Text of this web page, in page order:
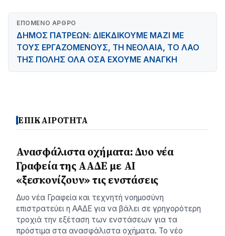
ΕΠΌΜΕΝΟ ΆΡΘΡΟ
ΔΗΜΟΣ ΠΑΤΡΕΩΝ: ΔΙΕΚΔΙΚΟΥΜΕ ΜΑΖΙ ΜΕ
ΤΟΥΣ ΕΡΓΑΖΟΜΕΝΟΥΣ, ΤΗ ΝΕΟΛΑΙΑ, ΤΟ ΛΑΟ
ΤΗΣ ΠΟΛΗΣ ΟΛΑ ΟΣΑ ΕΧΟΥΜΕ AΝΑΓΚΗ
ΕΠΙΚΑΙΡΟΤΗΤΑ
Ανασφάλιστα οχήματα: Δυο νέα
Γραφεία της ΑΑΔΕ με ΑΙ
«ξεσκονίζουν» τις ενστάσεις
Δυο νέα Γραφεία και τεχνητή νοημοσύνη
επιστρατεύει η ΑΑΔΕ για να βάλει σε γρηγορότερη
τροχιά την εξέταση των ενστάσεων για τα
πρόστιμα στα ανασφάλιστα οχήματα. Το νέο